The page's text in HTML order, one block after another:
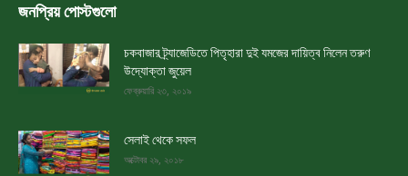
জনপ্রিয় পোস্টগুলো
চকবাজার ট্র্যাজেডিতে পিতৃহারা দুই যমজের দায়িত্ব নিলেন তরুণ
উদ্যোক্তা জুয়েল
ফেব্রুয়ারি ২৩, ২০১৯
সেলাই থেকে সফল
অক্টোবর ২৯, ২০১৮